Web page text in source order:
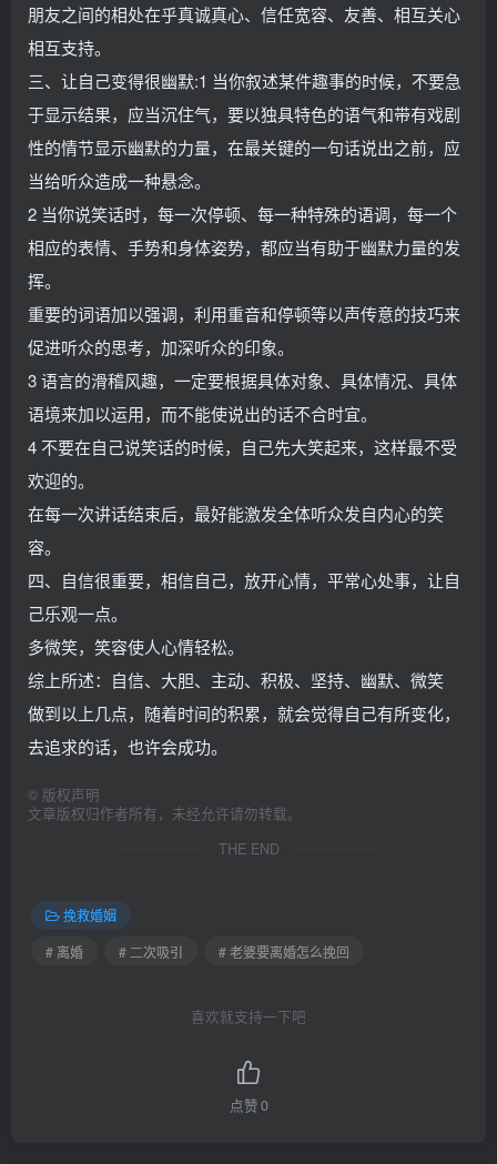
朋友之间的相处在乎真诚真心、信任宽容、友善、相互关心
相互支持。
三、让自己变得很幽默:1 当你叙述某件趣事的时候，不要急
于显示结果，应当沉住气，要以独具特色的语气和带有戏剧
性的情节显示幽默的力量，在最关键的一句话说出之前，应
当给听众造成一种悬念。
2 当你说笑话时，每一次停顿、每一种特殊的语调，每一个
相应的表情、手势和身体姿势，都应当有助于幽默力量的发
挥。
重要的词语加以强调，利用重音和停顿等以声传意的技巧来
促进听众的思考，加深听众的印象。
3 语言的滑稽风趣，一定要根据具体对象、具体情况、具体
语境来加以运用，而不能使说出的话不合时宜。
4 不要在自己说笑话的时候，自己先大笑起来，这样最不受
欢迎的。
在每一次讲话结束后，最好能激发全体听众发自内心的笑
容。
四、自信很重要，相信自己，放开心情，平常心处事，让自
己乐观一点。
多微笑，笑容使人心情轻松。
综上所述：自信、大胆、主动、积极、坚持、幽默、微笑
做到以上几点，随着时间的积累，就会觉得自己有所变化，
去追求的话，也许会成功。
© 版权声明
文章版权归作者所有，未经允许请勿转载。
THE END
挽救婚姻
# 离婚
# 二次吸引 # 老婆要离婚怎么挽回
喜欢就支持一下吧
点赞0